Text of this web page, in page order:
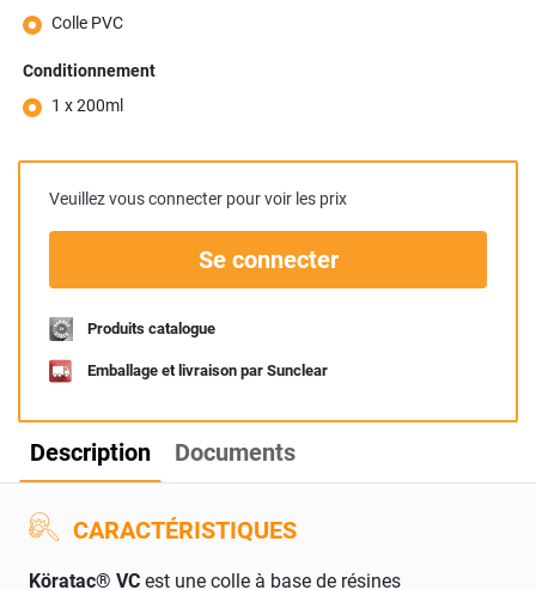
Colle PVC
Conditionnement
1 x 200ml
Veuillez vous connecter pour voir les prix
Se connecter
Produits catalogue
Emballage et livraison par Sunclear
Description Documents
CARACTÉRISTIQUES
Köratac® VC est une colle à base de résines